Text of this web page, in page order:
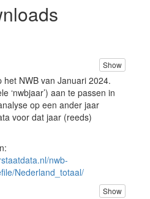
Show
NWB van Januari 2024.
‘nwbjaar’) aan te passen in
op een ander jaar
voor dat jaar (reeds)
nwb-
Nederland_totaal/
Show